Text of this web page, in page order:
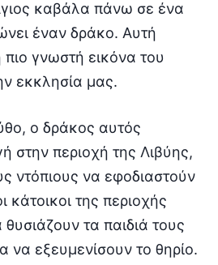
καβάλα πάνω σε ένα
έναν δράκο. Αυτή
πιο γνωστή εικόνα του
εκκλησία μας.
ο δράκος αυτός
στην περιοχή της Λιβύης,
ντόπιους να εφοδιαστούν
κάτοικοι της περιοχής
τα παιδιά τους
να εξευμενίσουν το θηρίο.